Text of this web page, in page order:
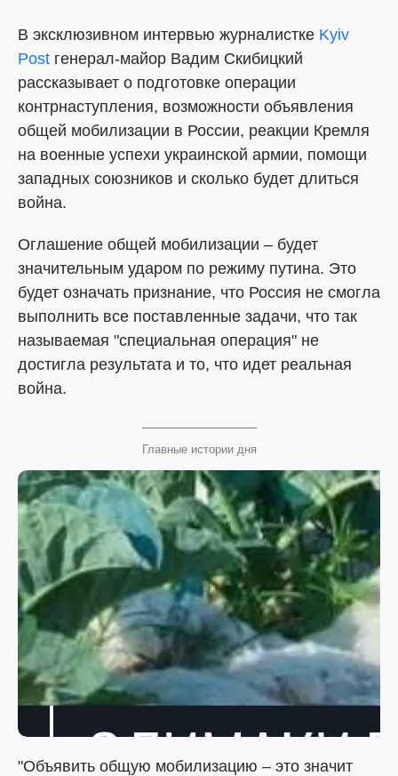
В эксклюзивном интервью журналистке Kyiv
Post генерал-майор Вадим Скибицкий
рассказывает о подготовке операции
контрнаступления, возможности объявления
общей мобилизации в России, реакции Кремля
на военные успехи украинской армии, помощи
западных союзников и сколько будет длиться
война.
Оглашение общей мобилизации – будет
значительным ударом по режиму путина. Это
будет означать признание, что Россия не смогла
выполнить все поставленные задачи, что так
называемая "специальная операция" не
достигла результата и то, что идет реальная
война.
Главные истории дня
"Объявить общую мобилизацию – это значит